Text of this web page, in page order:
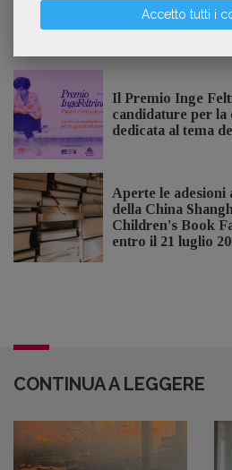
Accetto tutti i
Il Premio Inge
candidature per la
dedicata al tema
Aperte le adesioni
della China
Children's Book
entro il 21 luglio
CONTINUA A LEGGERE